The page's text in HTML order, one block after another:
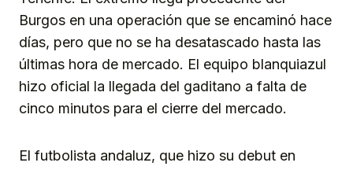
Burgos en una operación que se encaminó hace
días, pero que no se ha desatascado hasta las
últimas hora de mercado. El equipo blanquiazul
hizo oficial la llegada del gaditano a falta de
cinco minutos para el cierre del mercado.
El futbolista andaluz, que hizo su debut en